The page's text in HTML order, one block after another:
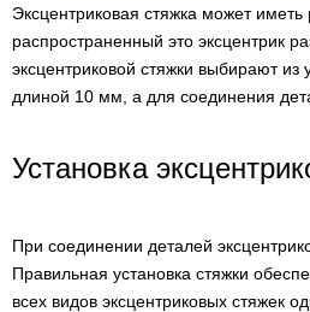
Эксцентриковая стяжка может
распространенный это
эксцентриковой стяжки выбирают
длиной 10 мм, а для соединения
Установка
При соединении деталей
Правильная установка стяжки
всех видов эксцентриковых стяжек